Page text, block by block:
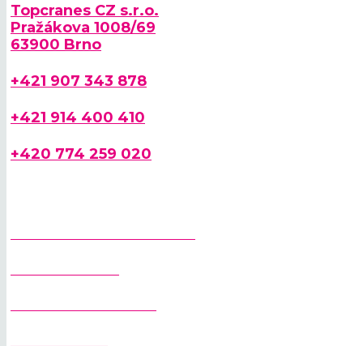
Topcranes CZ s.r.o.
Pražákova 1008/69
63900 Brno
+421 907 343 878
+421 914 400 410
+420 774 259 020